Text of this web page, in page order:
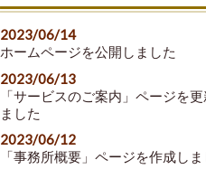
2023/06/14
ホームページを公開しました
2023/06/13
「サービスのご案内」ページを更
ました
2023/06/12
「事務所概要」ページを作成しま